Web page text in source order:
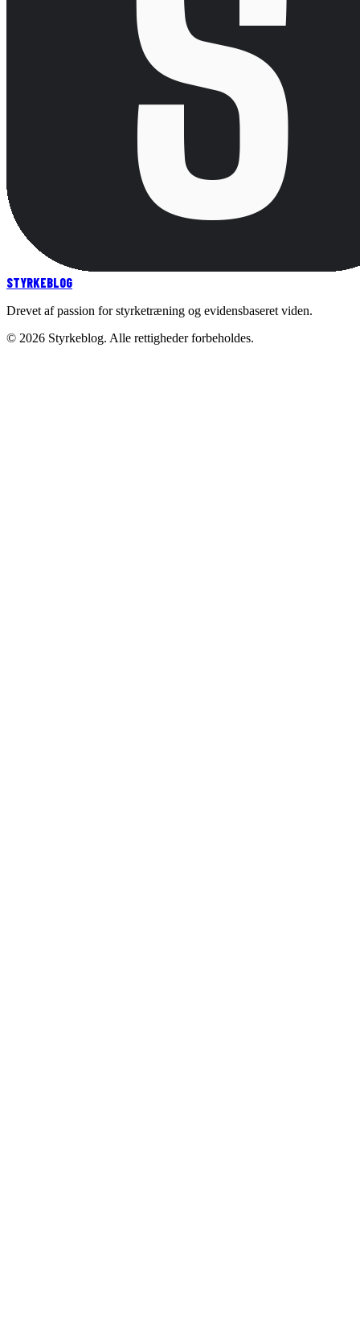
STYRKEBLOG
Drevet af passion for styrketræning og evidensbaseret viden.
© 2026 Styrkeblog. Alle rettigheder forbeholdes.